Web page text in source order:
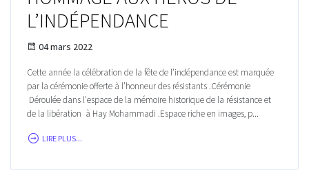
L’INDÉPENDANCE
04 mars 2022
Cette année la célébration de la fête de l’indépendance est marquée
par la cérémonie offerte à l’honneur des résistants .Cérémonie
Déroulée dans l'espace de la mémoire historique de la résistance et
de la libération à Hay Mohammadi .Espace riche en images, p...
LIRE PLUS...